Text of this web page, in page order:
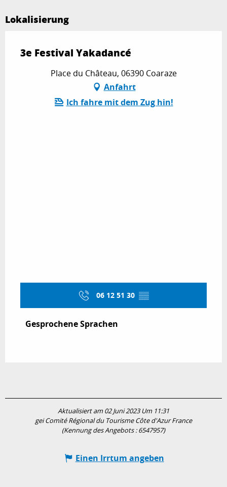
Lokalisierung
3e Festival Yakadancé
Place du Château, 06390 Coaraze
Anfahrt
Ich fahre mit dem Zug hin!
06 12 51 30 ▒▒
Gesprochene Sprachen
Gesprochene Sprachen
Aktualisiert am 02 Juni 2023 Um 11:31
gei Comité Régional du Tourisme Côte d'Azur France
(Kennung des Angebots :6547957)
Einen Irrtum angeben